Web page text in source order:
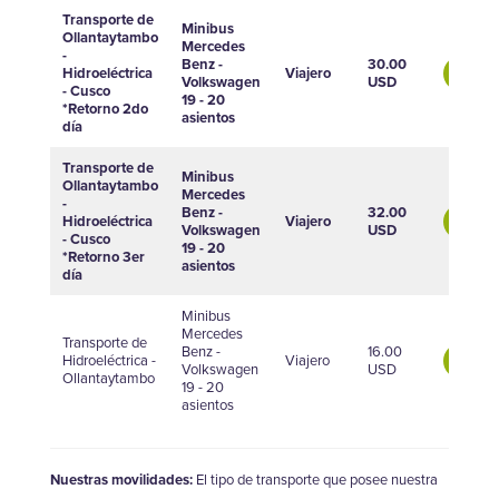
Transporte de
Ollantaytambo
-
Hidroeléctrica
- Cusco
*Retorno 2do
día
Minibus
Mercedes
Benz -
Volkswagen
19 - 20
asientos
Viajero
30.00
USD
Transporte de
Ollantaytambo
-
Hidroeléctrica
- Cusco
*Retorno 3er
día
Minibus
Mercedes
Benz -
Volkswagen
19 - 20
asientos
Viajero
32.00
USD
Transporte de
Hidroeléctrica -
Ollantaytambo
Minibus
Mercedes
Benz -
Volkswagen
19 - 20
asientos
Viajero
16.00
USD
Nuestras movilidades: El tipo de transporte que posee nuestra